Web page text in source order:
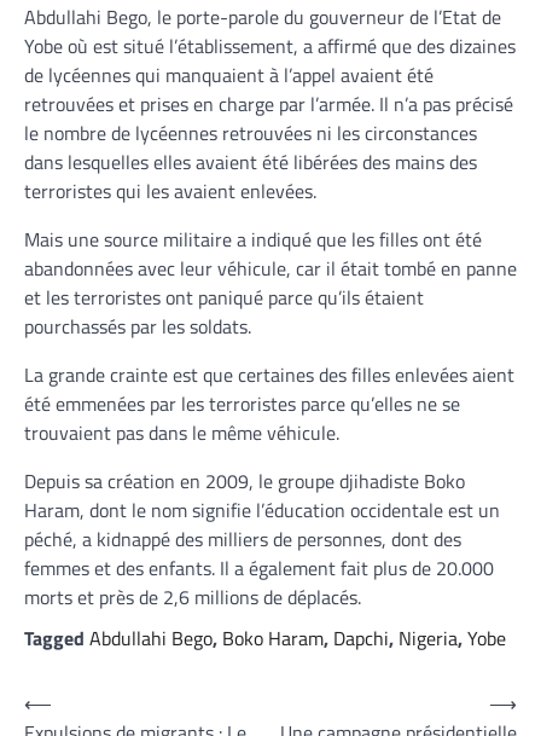
Abdullahi Bego, le porte-parole du gouverneur de l’Etat de
Yobe où est situé l’établissement, a affirmé que des dizaines
de lycéennes qui manquaient à l’appel avaient été
retrouvées et prises en charge par l’armée. Il n’a pas précisé
le nombre de lycéennes retrouvées ni les circonstances
dans lesquelles elles avaient été libérées des mains des
terroristes qui les avaient enlevées.
Mais une source militaire a indiqué que les filles ont été
abandonnées avec leur véhicule, car il était tombé en panne
et les terroristes ont paniqué parce qu’ils étaient
pourchassés par les soldats.
La grande crainte est que certaines des filles enlevées aient
été emmenées par les terroristes parce qu’elles ne se
trouvaient pas dans le même véhicule.
Depuis sa création en 2009, le groupe djihadiste Boko
Haram, dont le nom signifie l’éducation occidentale est un
péché, a kidnappé des milliers de personnes, dont des
femmes et des enfants. Il a également fait plus de 20.000
morts et près de 2,6 millions de déplacés.
Tagged Abdullahi Bego, Boko Haram, Dapchi, Nigeria,Yobe
Navigation
⟵
⟶